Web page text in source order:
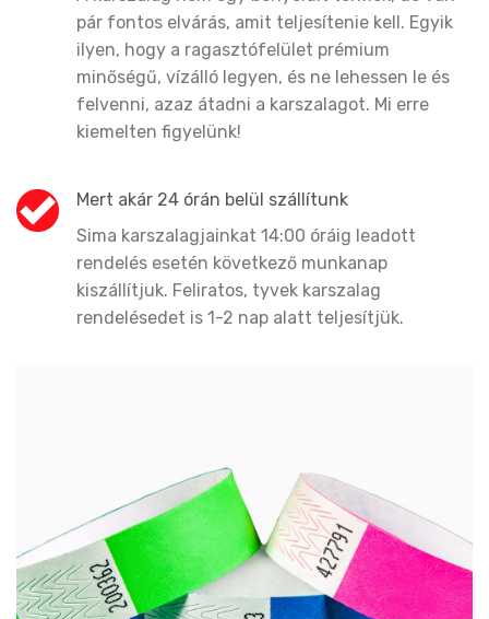
pár fontos elvárás, amit teljesítenie kell. Egyik
ilyen, hogy a ragasztófelület prémium
minőségű, vízálló legyen, és ne lehessen le és
felvenni, azaz átadni a karszalagot. Mi erre
kiemelten figyelünk!
Mert akár 24 órán belül szállítunk
Sima karszalagjainkat 14:00 óráig leadott
rendelés esetén következő munkanap
kiszállítjuk. Feliratos, tyvek karszalag
rendelésedet is 1-2 nap alatt teljesítjük.